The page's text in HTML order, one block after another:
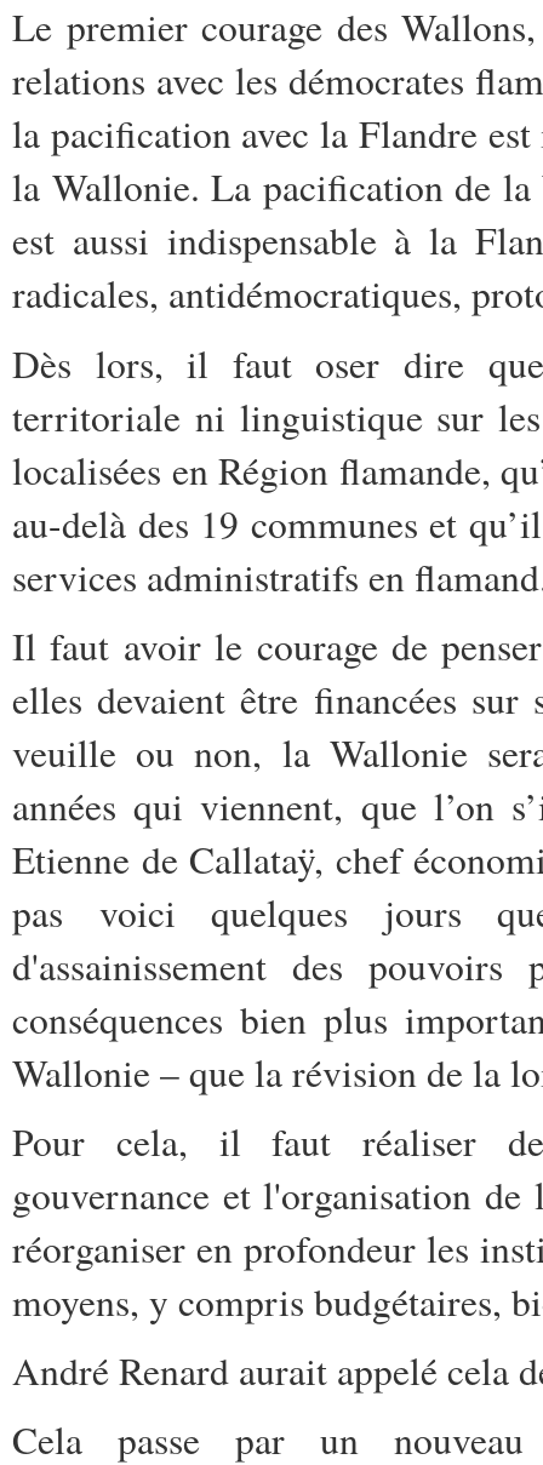
Le premier courage des
relations avec les démocrates
la pacification avec la Flandre
la Wallonie. La pacification de
est aussi indispensable à la
radicales, antidémocratiques,
Dès lors, il faut oser dire
territoriale ni linguistique sur
localisées en Région flamande,
au-delà des 19 communes et
services administratifs en
Il faut avoir le courage de
elles devaient être financées sur
veuille ou non, la Wallonie
années qui viennent, que l’on
Etienne de Callataÿ, chef
pas voici quelques jours
d'assainissement des
conséquences bien plus
Wallonie – que la révision de la
Pour cela, il faut réaliser
gouvernance et l'organisation
réorganiser en profondeur les
moyens, y compris budgétaires,
André Renard aurait appelé cela
Cela passe par un